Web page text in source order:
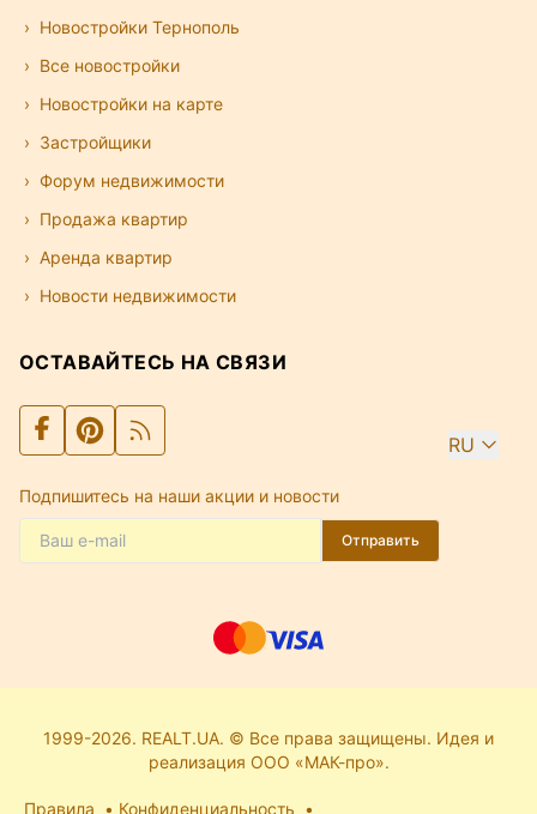
Новостройки Тернополь
Все новостройки
Новостройки на карте
Застройщики
Форум недвижимости
Продажа квартир
Аренда квартир
Новости недвижимости
ОСТАВАЙТЕСЬ НА СВЯЗИ
RU
Подпишитесь на наши акции и новости
Отправить
1999-2026. REALT.UA. © Все права защищены. Идея и
реализация ООО «МАК-про».
Правила Конфиденциальность